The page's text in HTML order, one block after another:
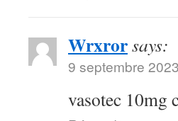
Wrxrorsays:
9 septembre
vasotec 10mg